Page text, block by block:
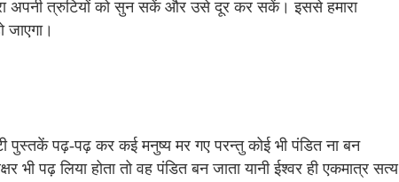
अपनी त्रुटियों को सुन सकें और उसे दूर कर सकें। इससे हमारा
जाएगा।
पुस्तकें पढ़-पढ़ कर कई मनुष्य मर गए परन्तु कोई भी पंडित ना बन
भी पढ़ लिया होता तो वह पंडित बन जाता यानी ईश्वर ही एकमात्र सत्य